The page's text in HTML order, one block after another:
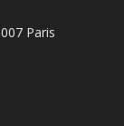
Paris